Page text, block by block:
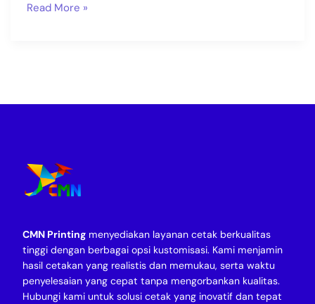
Read More »
CMN Printing menyediakan layanan cetak berkualitas
tinggi dengan berbagai opsi kustomisasi. Kami menjamin
hasil cetakan yang realistis dan memukau, serta waktu
penyelesaian yang cepat tanpa mengorbankan kualitas.
Hubungi kami untuk solusi cetak yang inovatif dan tepat